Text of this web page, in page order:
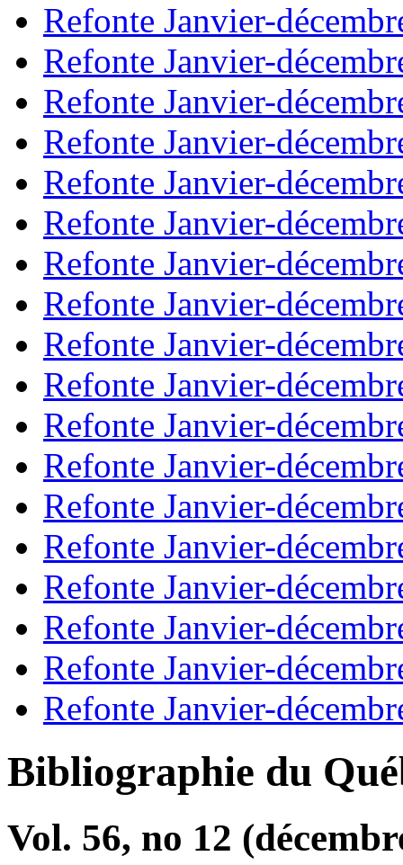
Refonte Janvier-
Refonte Janvier-
Refonte Janvier-
Refonte Janvier-
Refonte Janvier-
Refonte Janvier-
Refonte Janvier-
Refonte Janvier-
Refonte Janvier-
Refonte Janvier-
Refonte Janvier-
Refonte Janvier-
Refonte Janvier-
Refonte Janvier-
Refonte Janvier-
Refonte Janvier-
Refonte Janvier-
Refonte Janvier-
Bibliographie du
Vol. 56, no 12